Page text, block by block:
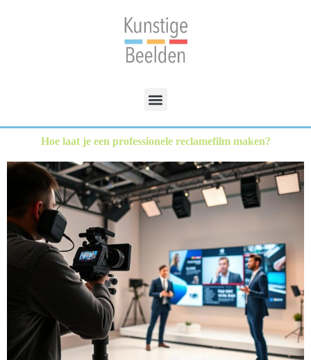
Hoe laat je een professionele reclamefilm maken?